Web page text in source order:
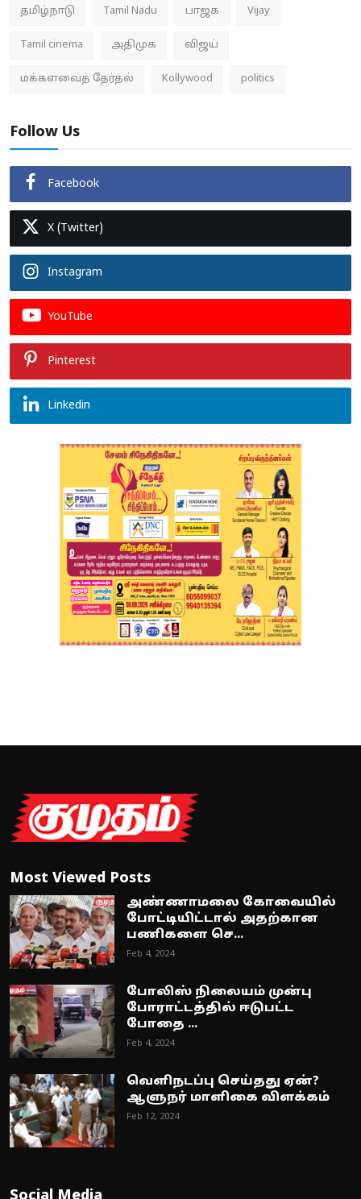
தமிழ்நாடு Tamil Nadu பாஜக Vijay
Tamil cinema அதிமுக விஜய்
மக்களவைத் தேர்தல் Kollywood politics
Follow Us
Facebook
X (Twitter)
Instagram
YouTube
Pinterest
Linkedin
Most Viewed Posts
அண்ணாமலை கோவையில்
போட்டியிட்டால் அதற்கான
பணிகளை செ...
Feb 4, 2024
போலிஸ் நிலையம் முன்பு
போராட்டத்தில் ஈடுபட்ட
போதை ...
Feb 4, 2024
வெளிநடப்பு செய்தது ஏன்?
ஆளுநர் மாளிகை விளக்கம்
Feb 12, 2024